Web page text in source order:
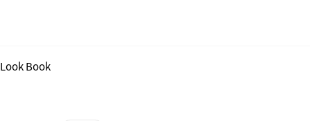
Look Book